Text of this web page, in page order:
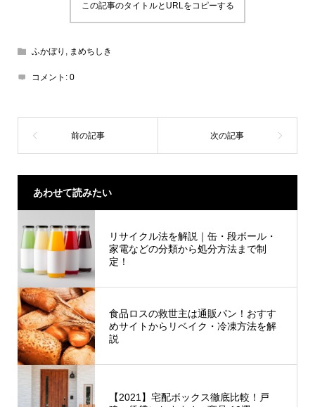
この記事のタイトルとURLをコピーする
ふかぼり , まめちしき
コメント: 0
あわせて読みたい
リサイクル法を解説｜缶・段ボール・
家電などの分類から処分方法まで制
定！
食品ロスの救世主は通販パン！おすす
めサイトからリベイク・冷凍方法を解
説
【2021】宅配ボックス徹底比較！戸